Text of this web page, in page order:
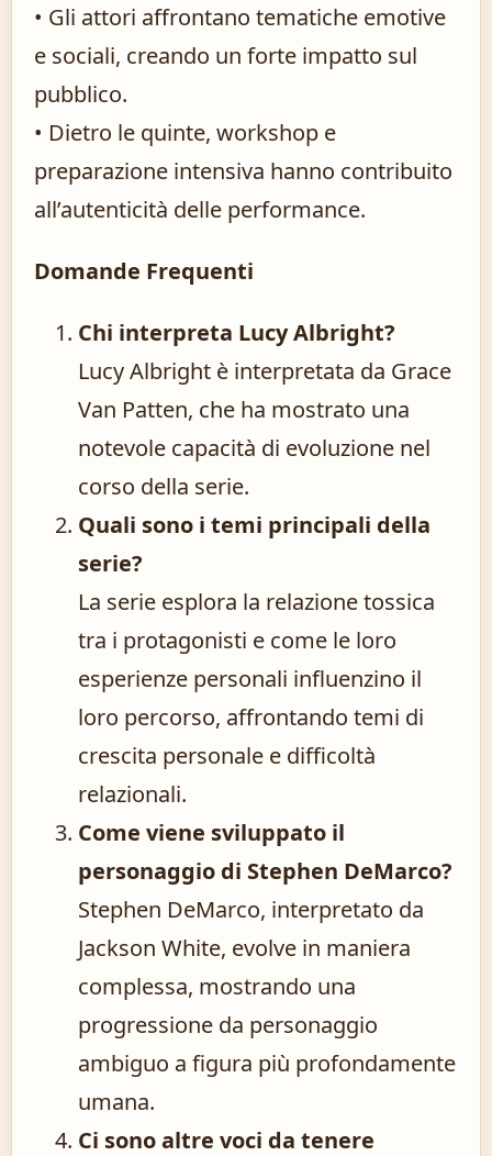
• Gli attori affrontano tematiche emotive
e sociali, creando un forte impatto sul
pubblico.
• Dietro le quinte, workshop e
preparazione intensiva hanno contribuito
all’autenticità delle performance.
Domande Frequenti
Chi interpreta Lucy Albright?
Lucy Albright è interpretata da Grace
Van Patten, che ha mostrato una
notevole capacità di evoluzione nel
corso della serie.
Quali sono i temi principali della
serie?
La serie esplora la relazione tossica
tra i protagonisti e come le loro
esperienze personali influenzino il
loro percorso, affrontando temi di
crescita personale e difficoltà
relazionali.
Come viene sviluppato il
personaggio di Stephen DeMarco?
Stephen DeMarco, interpretato da
Jackson White, evolve in maniera
complessa, mostrando una
progressione da personaggio
ambiguo a figura più profondamente
umana.
Ci sono altre voci da tenere